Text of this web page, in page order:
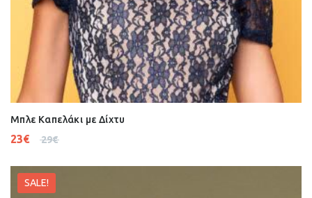
Μπλε Καπελάκι με Δίχτυ
29€
23€
SALE!